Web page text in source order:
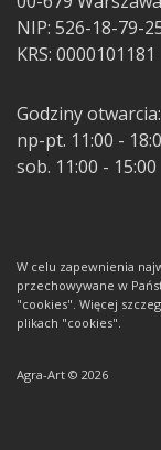
NIP: 526-18-79-
KRS: 0000101181
Godziny otwarcia:
np-pt. 11:00 -
sob. 11:00 - 15:00
W celu zapewnienia
przechowywane w
"cookies". Więcej
plikach "cookies".
Agra-Art © 2026